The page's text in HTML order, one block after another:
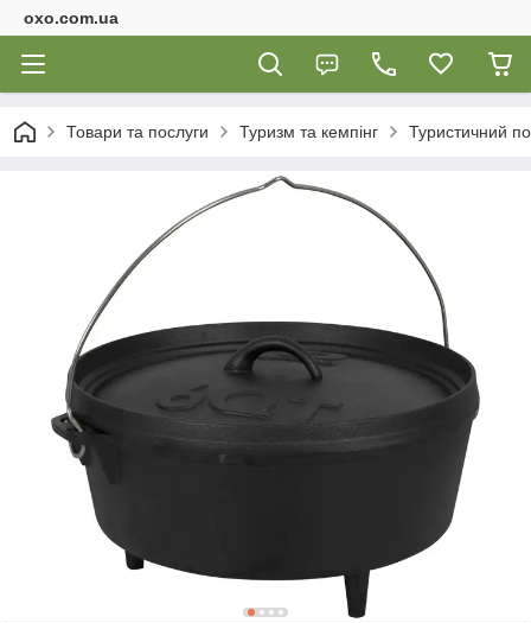
oxo.com.ua
Товари та послуги Туризм та кемпінг Туристичний